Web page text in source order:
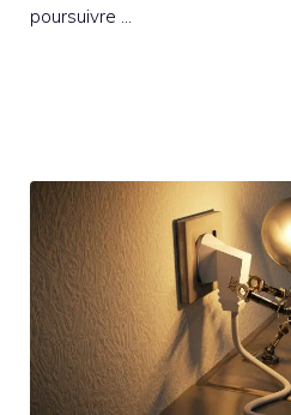
poursuivre …